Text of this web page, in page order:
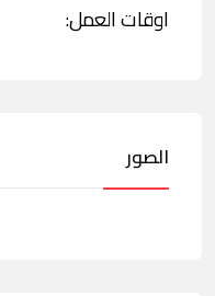
اوقات العمل:
الصور